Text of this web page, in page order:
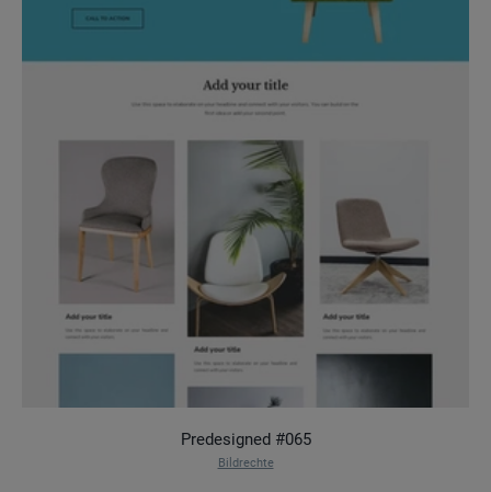
Predesigned #065
Bildrechte